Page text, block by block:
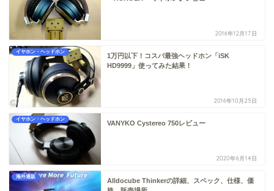
2016年12月17日
イヤホン・ヘッドホン
1万円以下！コスパ最強ヘッドホン「iSK
HD9999」使ってみた結果！
2016年10月25日
イヤホン・ヘッドホン
VANYKO Cystereo 750レビュー
2020年6月14日
海外通販
Alldocube Thinkerの詳細、スペック、仕様、価